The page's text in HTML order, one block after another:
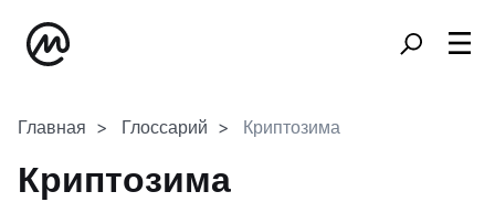
Главная Глоссарий Криптозима
Криптозима